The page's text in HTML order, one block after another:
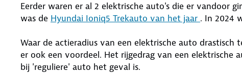
Eerder waren er al 2 elektrische auto's die er vandoor
was de Hyundai Ioniq5 Trekauto van het jaar . In 2024
Waar de actieradius van een elektrische auto
er ook een voordeel. Het rijgedrag van een
bij 'reguliere' auto het geval is.